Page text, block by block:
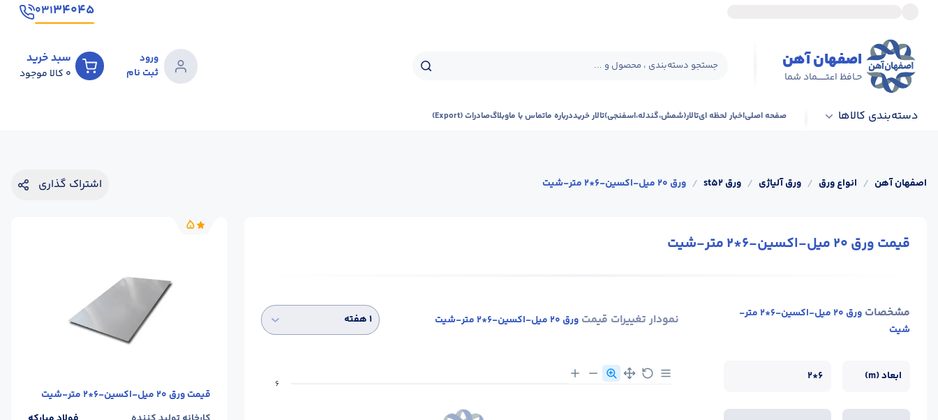
۳۴۰۴۵۰۳۱
اصفهان آهن
حـافظ اعتــــــماد شما
جستجو دسته‌بندی ، محصول و ...
ورود
ثبت نام
سبد خرید
0 کالا موجود
دسته‌بندی کالاها صفحه اصلیاخبار لحظه ایتالار(شمش،گندله،اسفنجی)تالار خریددرباره ماتماس با ماوبلاگصادرات (Export)
اصفهان آهن / انواع ورق / ورق آلیاژی / ورق st52 / ورق 20 میل-اکسین-6*2 متر-شیت اشتراک گذاری
قیمت ورق 20 میل-اکسین-6*2 متر-شیت
مشخصات
ورق 20 میل-اکسین-6*2 متر-
شیت
ابعاد (m) 6*2
نمودار تغییرات قیمت ورق 20 میل-اکسین-6*2 متر-شیت ۱ هفته
6
5
قیمتورق 20 میل-اکسین-6*2 متر-شیت